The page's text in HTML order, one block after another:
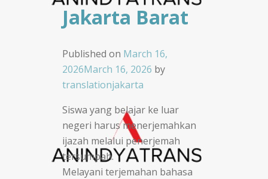
Jakarta Barat
Published on March 16,
2026March 16, 2026 by
translationjakarta
Siswa yang belajar ke luar
negeri harus menerjemahkan
ijazah melalui penerjemah
tersumpah.
Melayani terjemahan bahasa